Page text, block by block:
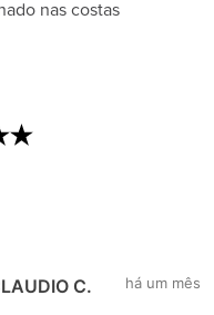
nas costas
C. há um mês